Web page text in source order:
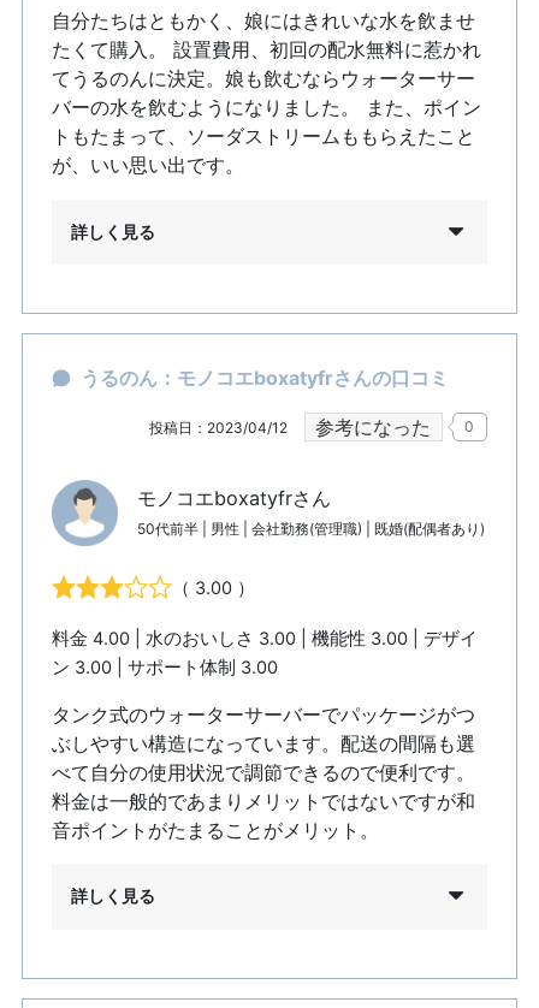
自分たちはともかく、娘にはきれいな水を飲ませ
たくて購入。 設置費用、初回の配水無料に惹かれ
てうるのんに決定。娘も飲むならウォーターサー
バーの水を飲むようになりました。 また、ポイン
トもたまって、ソーダストリームももらえたこと
が、いい思い出です。
詳しく見る
うるのん：モノコエboxatyfrさんの口コミ
投稿日：2023/04/12 参考になった 0
モノコエboxatyfrさん
50代前半 | 男性 | 会社勤務(管理職) | 既婚(配偶者あり)
（ 3.00 ）
料金 4.00 | 水のおいしさ 3.00 | 機能性 3.00 | デザイ
ン 3.00 | サポート体制 3.00
タンク式のウォーターサーバーでパッケージがつ
ぶしやすい構造になっています。配送の間隔も選
べて自分の使用状況で調節できるので便利です。
料金は一般的であまりメリットではないですが和
音ポイントがたまることがメリット。
詳しく見る